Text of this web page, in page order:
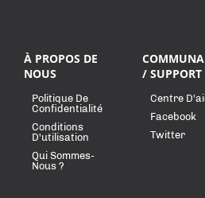
À PROPOS DE
NOUS
Politique De
Confidentialité
Conditions
D'utilisation
Qui Sommes-
Nous ?
/ SUPPORT
Centre
Facebook
Twitter